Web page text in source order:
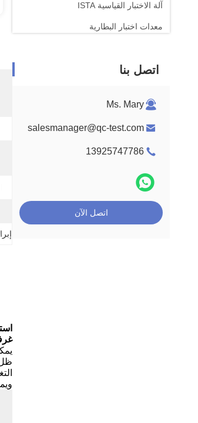
آلة الاختبار القياسية ISTA
معدات اختبار البطارية
معدات اختبار قابلية الإشتعال
اتصل بنا
Ms. Mary
salesmanager@qc-test.com
13925747786
اتصل الآن
ظل